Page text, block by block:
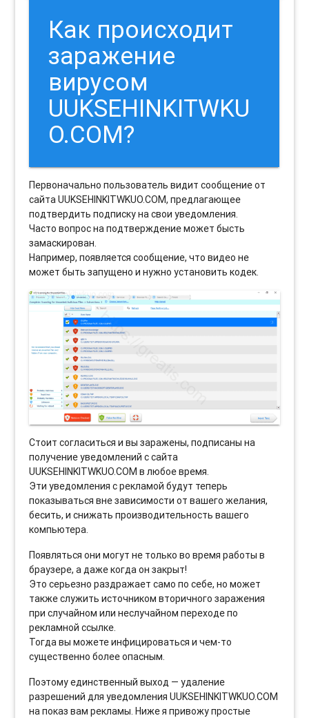
Как происходит
заражение
вирусом
UUKSEHINKITWKU
O.COM?
Первоначально пользователь видит сообщение от
сайта UUKSEHINKITWKUO.COM, предлагающее
подтвердить подписку на свои уведомления.
Часто вопрос на подтверждение может бысть
замаскирован.
Например, появляется сообщение, что видео не
может быть запущено и нужно установить кодек.
Стоит согласиться и вы заражены, подписаны на
получение уведомлений с сайта
UUKSEHINKITWKUO.COM в любое время.
Эти уведомления с рекламой будут теперь
показываться вне зависимости от вашего желания,
бесить, и снижать производительность вашего
компьютера.
Появляться они могут не только во время работы в
браузере, а даже когда он закрыт!
Это серьезно раздражает само по себе, но может
также служить источником вторичного заражения
при случайном или неслучайном переходе по
рекламной ссылке.
Тогда вы можете инфицироваться и чем-то
существенно более опасным.
Поэтому единственный выход — удаление
разрешений для уведомления UUKSEHINKITWKUO.COM
на показ вам рекламы. Ниже я привожу простые